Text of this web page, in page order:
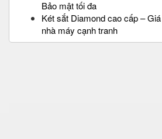
Bảo mật tối đa
Két sắt Diamond cao cấp – Giá
nhà máy cạnh tranh